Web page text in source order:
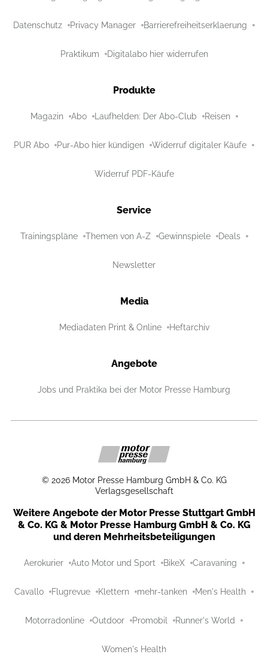
Datenschutz Privacy Manager Barrierefreiheitserklaerung
Praktikum Digitalabo hier widerrufen
Produkte
Magazin Abo Laufhelden: Der Abo-Club Reisen
PUR Abo Pur-Abo hier kündigen Widerruf digitaler Käufe
Widerruf PDF-Käufe
Service
Trainingspläne Themen von A-Z Gewinnspiele Deals
Newsletter
Media
Mediadaten Print & Online Heftarchiv
Angebote
Jobs und Praktika bei der Motor Presse Hamburg
© 2026 Motor Presse Hamburg GmbH & Co. KG
Verlagsgesellschaft
Weitere Angebote der Motor Presse Stuttgart GmbH
& Co. KG & Motor Presse Hamburg GmbH & Co. KG
und deren Mehrheitsbeteiligungen
Aerokurier Auto Motor und Sport BikeX Caravaning
Cavallo Flugrevue Klettern mehr-tanken Men's Health
Motorradonline Outdoor Promobil Runner's World
Women's Health